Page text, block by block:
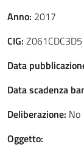
Anno: 2017
CIG: Z061CDC3D5
Data
Data scadenza
Deliberazione: No
Oggetto: